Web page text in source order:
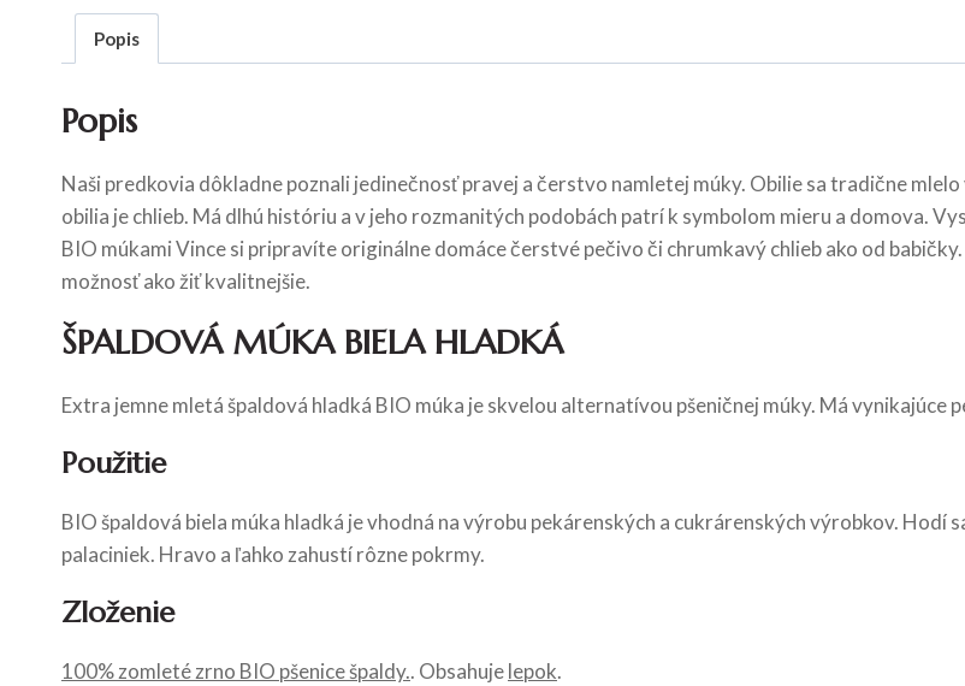
Popis
Popis
Naši predkovia dôkladne poznali jedinečnosť pravej a čerstvo namletej múky. Obilie sa tradične
obilia je chlieb. Má dlhú históriu a v jeho rozmanitých podobách patrí k symbolom mieru a domova.
BIO múkami Vince si pripravíte originálne domáce čerstvé pečivo či chrumkavý chlieb ako od
možnosť ako žiť kvalitnejšie.
ŠPALDOVÁ MÚKA BIELA HLADKÁ
Extra jemne mletá špaldová hladká BIO múka je skvelou alternatívou pšeničnej múky. Má vynikajúce
Použitie
BIO špaldová biela múka hladká je vhodná na výrobu pekárenských a cukrárenských výrobkov. Hodí
palaciniek. Hravo a ľahko zahustí rôzne pokrmy.
Zloženie
100% zomleté zrno BIO pšenice špaldy.. Obsahujelepok.